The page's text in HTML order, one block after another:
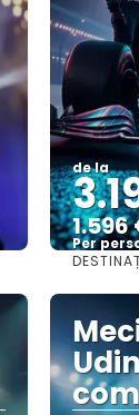
de la
1.596
Per